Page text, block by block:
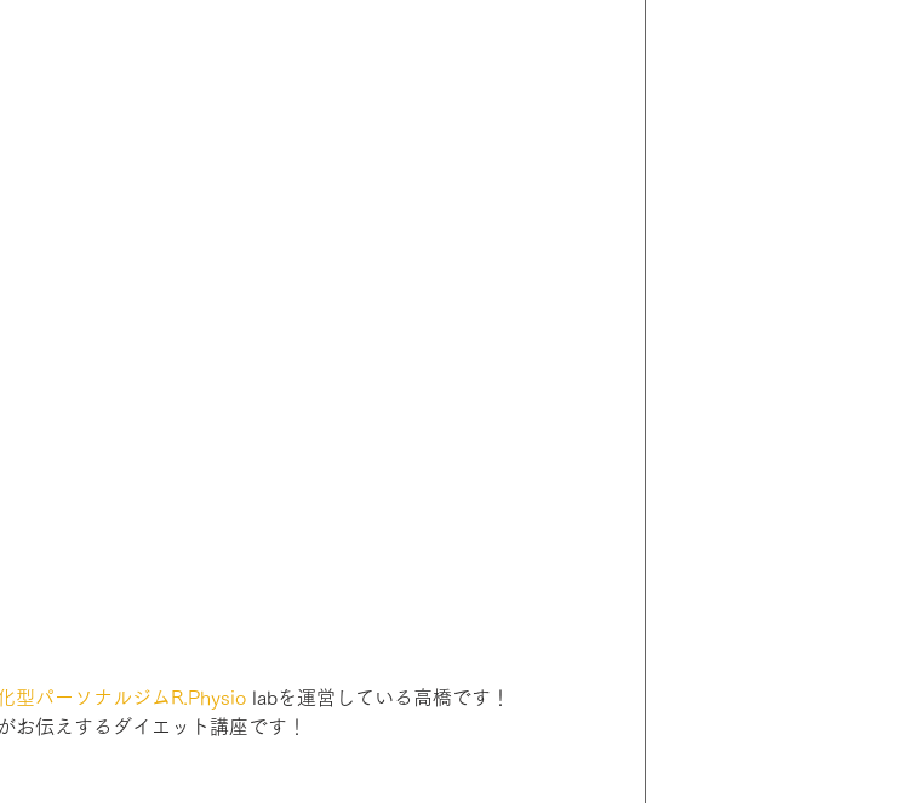
型パーソナルジムR.Physio labを運営している高橋です！
お伝えするダイエット講座です！